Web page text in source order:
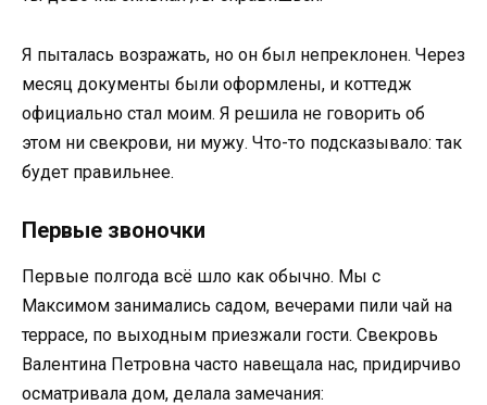
Я пыталась возражать, но он был непреклонен. Через
месяц документы были оформлены, и коттедж
официально стал моим. Я решила не говорить об
этом ни свекрови, ни мужу. Что-то подсказывало: так
будет правильнее.
Первые звоночки
Первые полгода всё шло как обычно. Мы с
Максимом занимались садом, вечерами пили чай на
террасе, по выходным приезжали гости. Свекровь
Валентина Петровна часто навещала нас, придирчиво
осматривала дом, делала замечания: